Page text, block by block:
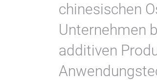
chinesischen
Unternehmen
additiven